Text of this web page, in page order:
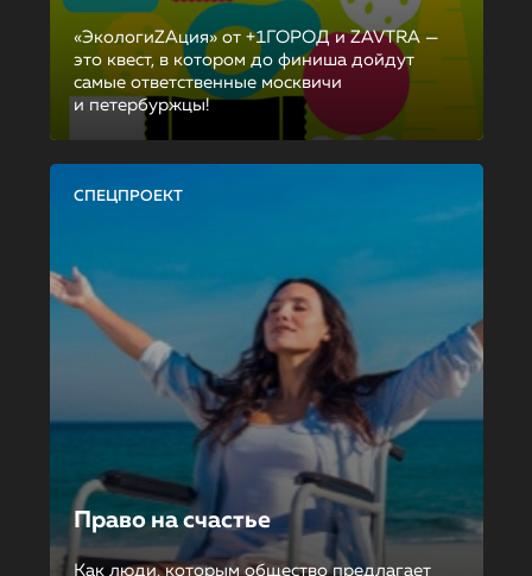
«ЭкологиZAция» от +1ГОРОД и ZAVTRA —
это квест, в котором до финиша дойдут
самые ответственные москвичи
и петербуржцы!
СПЕЦПРОЕКТ
Право на счастье
Как люди, которым общество предлагает